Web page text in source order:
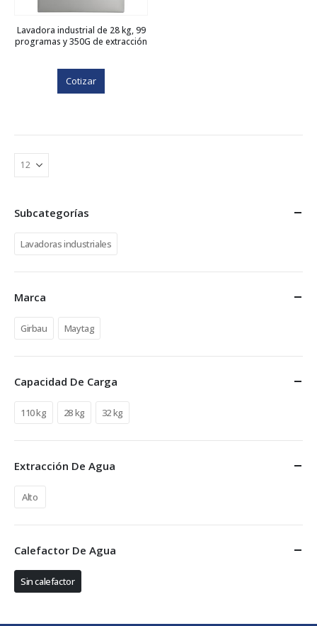
Lavadora industrial de 28 kg, 99
programas y 350G de extracción
Cotizar
Subcategorías
Lavadoras industriales
Marca
Girbau Maytag
Capacidad De Carga
110 kg 28 kg 32 kg
Extracción De Agua
Alto
Calefactor De Agua
Sin calefactor